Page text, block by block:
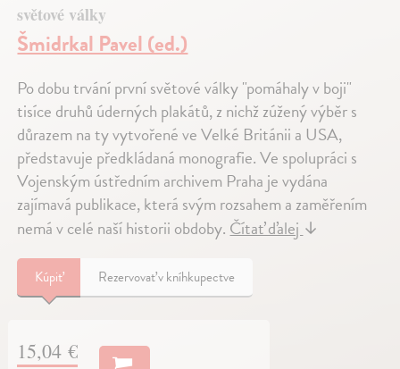
světové války
Šmidrkal Pavel (ed.)
Po dobu trvání první světové války "pomáhaly v boji"
tisíce druhů úderných plakátů, z nichž zúžený výběr s
důrazem na ty vytvořené ve Velké Británii a USA,
představuje předkládaná monografie. Ve spolupráci s
Vojenským ústředním archivem Praha je vydána
zajímavá publikace, která svým rozsahem a zaměřením
nemá v celé naší historii obdoby.Čítať ďalej↓
Kúpiť Rezervovať v kníhkupectve
15,04 €